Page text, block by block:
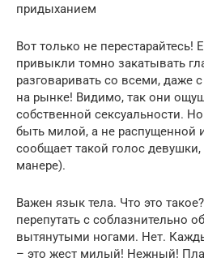
придыханием
Вот только не перестарайтесь!
привыкли томно закатывать
разговаривать со всеми, даже
на рынке! Видимо, так они
собственной сексуальности.
быть милой, а не распущенной
сообщает такой голос
манере).
Важен язык тела. Что это
перепутать с соблазнительно
вытянутыми ногами. Нет.
– это жест милый! Нежный!